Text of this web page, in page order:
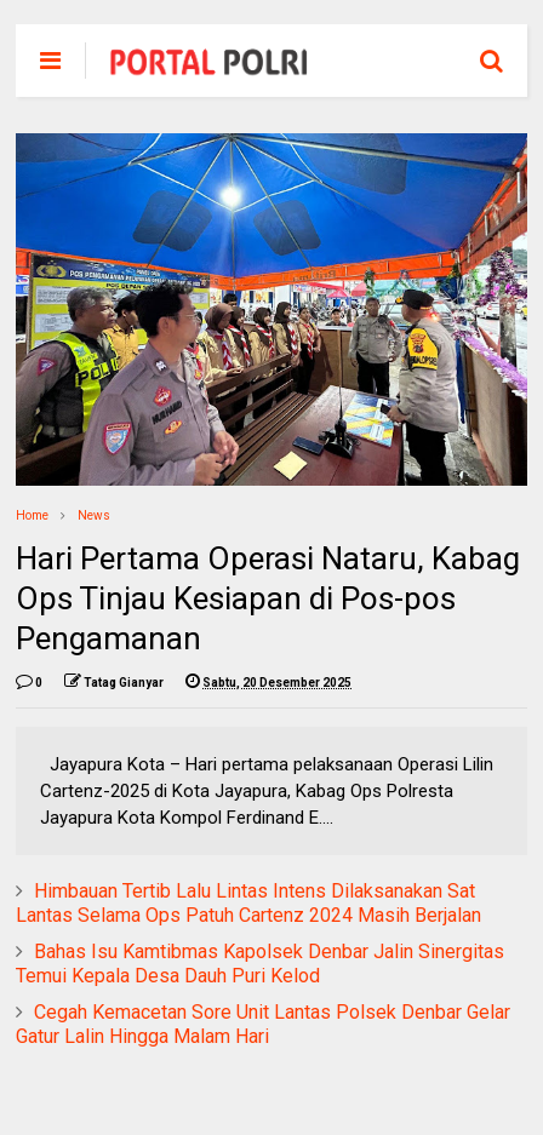
Home News
‎Hari Pertama Operasi Nataru, Kabag
Ops Tinjau Kesiapan di Pos-pos
Pengamanan
0 Tatag Gianyar Sabtu, 20 Desember 2025
Jayapura Kota – Hari pertama pelaksanaan Operasi Lilin
Cartenz-2025 di Kota Jayapura, Kabag Ops Polresta
Jayapura Kota Kompol Ferdinand E....
Himbauan Tertib Lalu Lintas Intens Dilaksanakan Sat
Lantas Selama Ops Patuh Cartenz 2024 Masih Berjalan
Bahas Isu Kamtibmas Kapolsek Denbar Jalin Sinergitas
Temui Kepala Desa Dauh Puri Kelod
Cegah Kemacetan Sore Unit Lantas Polsek Denbar Gelar
Gatur Lalin Hingga Malam Hari